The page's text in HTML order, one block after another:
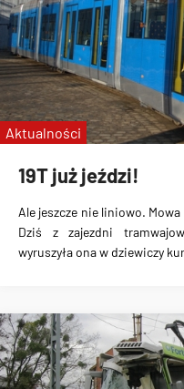
19T już jeździ!
Ale jeszcze nie liniowo.
Dziś z zajezdni
wyruszyła ona w dziewiczy
Aktualności